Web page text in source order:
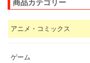
商品カテゴリー
アニメ・コミックス
ゲーム